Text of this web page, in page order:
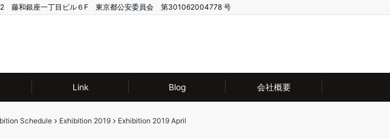
12 藤和銀座一丁目ビル６F 東京都公安委員会 第301062004778 号
Link Blog 会社概要
Schedule Exhibition 2019 Exhibition 2019 April